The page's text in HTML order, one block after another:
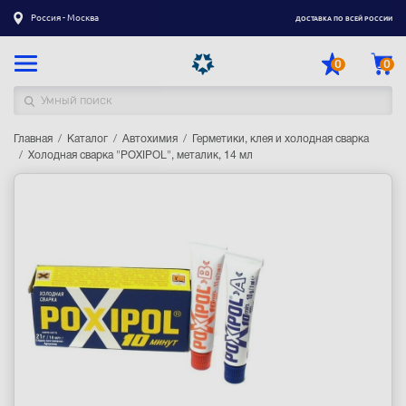
Россия - Москва ДОСТАВКА ПО ВСЕЙ РОССИИ
0 0
Каталог товаров
Гарантия
Контакты
Главная Каталог Автохимия
Герметики, клея и холодная сварка
Холодная сварка "POXIPOL", металик, 14 мл